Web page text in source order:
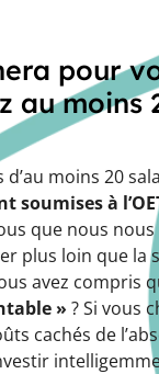
pour
au moins
d’au moins 20
soumises à
que nous
plus loin que la
avez compris
» ? Si vous
cachés de